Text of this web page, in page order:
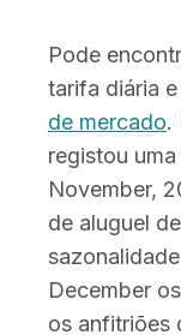
Pode
tarifa diária
de mercado.
registou
November,
de aluguel
December
os anfitriões